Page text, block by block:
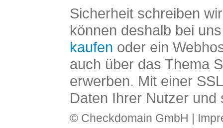
Sicherheit schreiben
können deshalb bei
kaufen oder ein
auch über das Thema
erwerben. Mit einer
Daten Ihrer Nutzer und
© Checkdomain GmbH |